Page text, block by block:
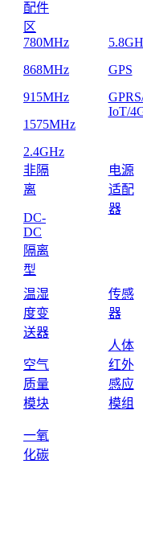
配件
区
780MHz
868MHz
915MHz
1575MHz
2.4GHz
GPS
IoT/
非隔
离
DC-
DC
隔离
型
电源
适配
器
温湿
度变
送器
空气
质量
模块
一氧
化碳
传感
器
人体
红外
感应
模组